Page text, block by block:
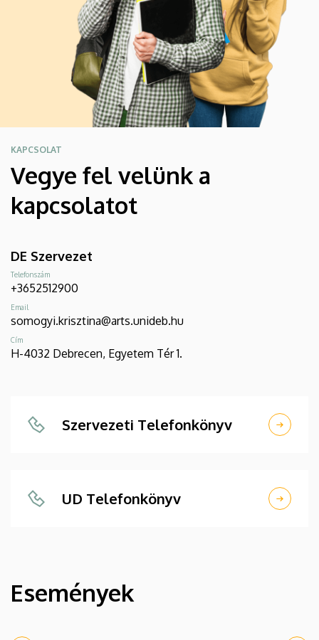
KAPCSOLAT
Vegye fel velünk a
kapcsolatot
DE Szervezet
Telefonszám
+3652512900
Email
somogyi.krisztina@arts.unideb.hu
Cím
H-4032 Debrecen, Egyetem Tér 1.
Szervezeti Telefonkönyv
UD Telefonkönyv
Események